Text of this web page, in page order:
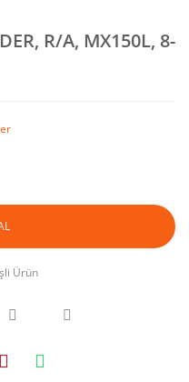
R/A, MX150L, 8-
Ürün